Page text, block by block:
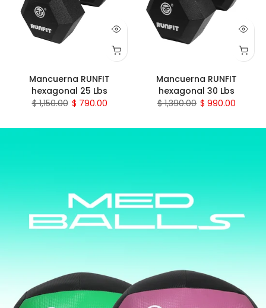
Mancuerna RUNFIT
hexagonal 35 Lbs
$ 1,550.00 $ 1,290.00
Mancuerna RUNFIT
hexagonal 40 Lbs
$ 1,840.00 $ 1,390.00